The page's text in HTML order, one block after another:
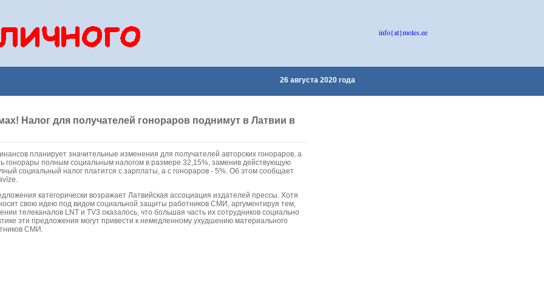
info{at}moles.ee
26 августа 2020 года
Налог для получателей гонораров поднимут в Латвии в
планирует значительные изменения для получателей авторских гонораров, а
гонорары полным социальным налогом в размере 32,15%, заменив действующую
социальный налог платится с зарплаты, а с гонораров - 5%. Об этом сообщает
категорически возражает Латвийская ассоциация издателей прессы. Хотя
свою идею под видом социальной защиты работников СМИ, аргументируя тем,
телеканалов LNT и TV3 оказалось, что большая часть их сотрудников социально
эти предложения могут привести к немедленному ухудшению материального
СМИ.